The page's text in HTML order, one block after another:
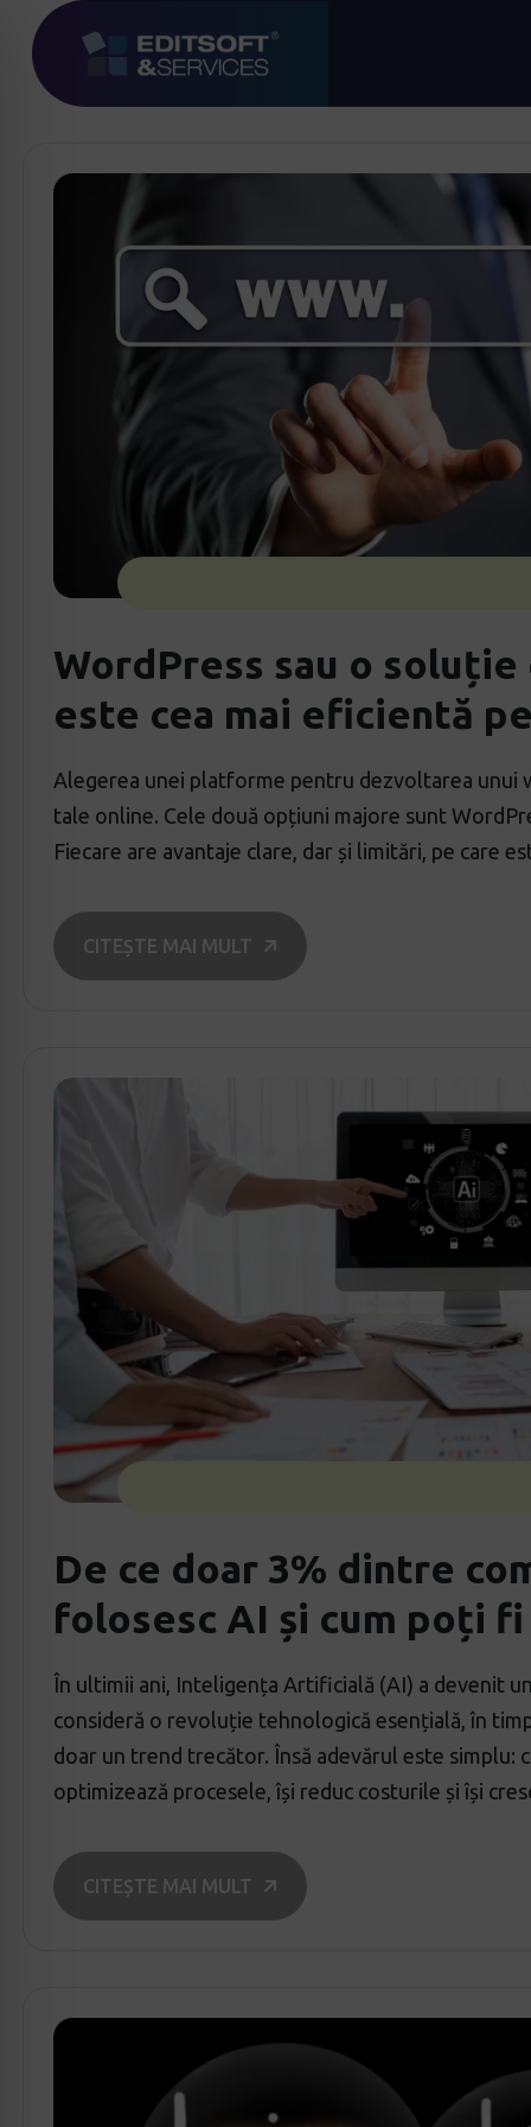
WordPress sau o soluție
este cea mai eficientă
Alegerea unei platforme pentru dezvoltarea unui
tale online. Cele două opțiuni majore sunt
Fiecare are avantaje clare, dar și limitări, pe care
CITEȘTE MAI MULT
De ce doar 3% dintre
folosesc AI și cum poți
În ultimii ani, Inteligența Artificială (AI) a devenit
consideră o revoluție tehnologică esențială, în
doar un trend trecător. Însă adevărul este simplu:
optimizează procesele, își reduc costurile și își
CITEȘTE MAI MULT